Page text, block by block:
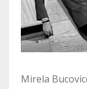
Mirela